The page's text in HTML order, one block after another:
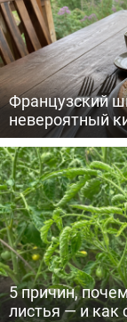
Французский
невероятный
5 причин,
листья — и как